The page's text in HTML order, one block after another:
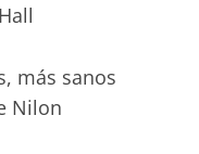
más sanos
Nilon